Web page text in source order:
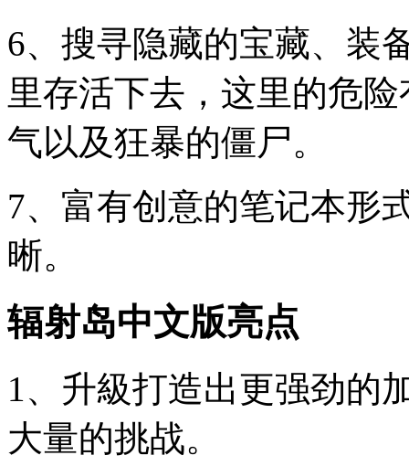
6、搜寻隐藏的宝藏、装
里存活下去，这里的危
气以及狂暴的僵尸。
7、富有创意的笔记本形
晰。
辐射岛中文版亮点
1、升級打造出更强劲的
大量的挑战。